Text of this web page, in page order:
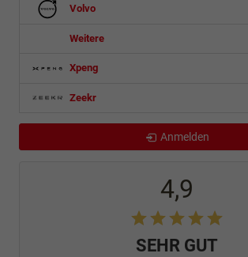
Volvo
Weitere
Xpeng
Zeekr
Anmelden
4,9
SEHR GUT